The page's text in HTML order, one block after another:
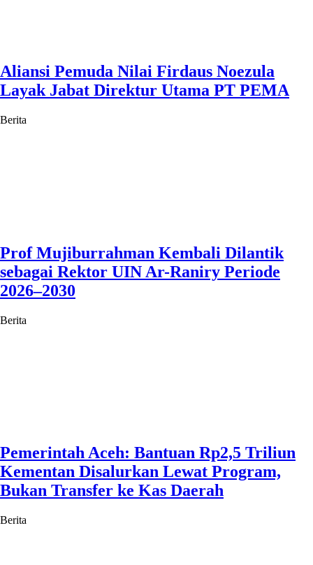
Aliansi Pemuda Nilai Firdaus Noezula
Layak Jabat Direktur Utama PT PEMA
Berita
Prof Mujiburrahman Kembali Dilantik
sebagai Rektor UIN Ar-Raniry Periode
2026–2030
Berita
Pemerintah Aceh: Bantuan Rp2,5 Triliun
Kementan Disalurkan Lewat Program,
Bukan Transfer ke Kas Daerah
Berita